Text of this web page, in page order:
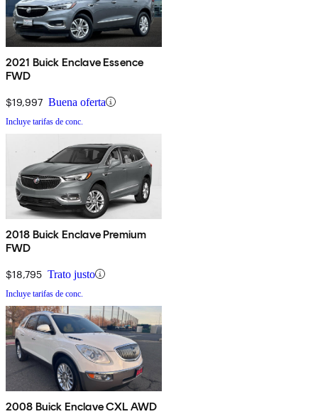
2021 Buick Enclave Essence
FWD
$19,997 Buena oferta
Incluye tarifas de conc.
2018 Buick Enclave Premium
FWD
$18,795 Trato justo
Incluye tarifas de conc.
2008 Buick Enclave CXL AWD